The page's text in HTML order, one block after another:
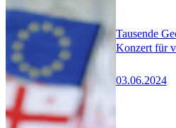
Tausende
Konzert für
03.06.2024